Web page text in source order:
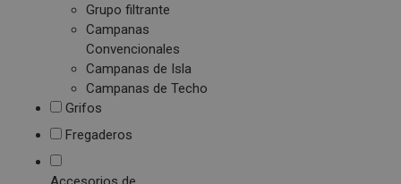
Grupo filtrante
Campanas
Convencionales
Campanas de Isla
Campanas de Techo
Grifos
Fregaderos